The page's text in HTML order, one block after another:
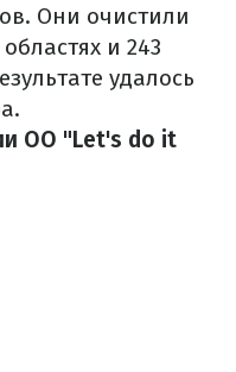
Они очистили
и 243
удалось
ОО "Let's do it